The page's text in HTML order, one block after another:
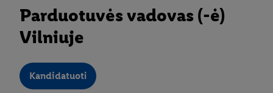
Parduotuvės vadovas (-ė)
Vilniuje
Kandidatuoti